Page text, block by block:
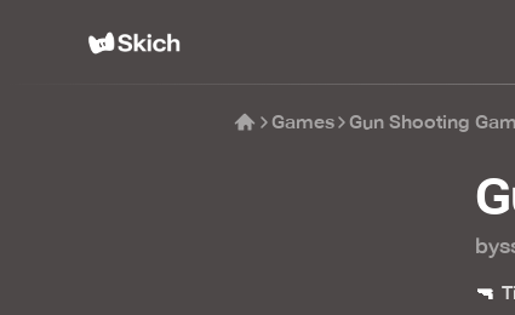
Games Gun Shooting
🔫